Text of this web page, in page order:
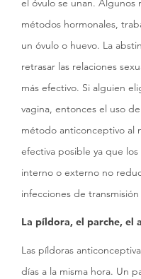
el óvulo se unan.
métodos hormonales,
un óvulo o huevo. La
retrasar las relaciones
más efectivo. Si alguien
vagina, entonces el uso
método anticonceptivo al
efectiva posible ya que
interno o externo no
infecciones de transmisión
La píldora, el parche, el
Las píldoras
días a la misma hora. Un